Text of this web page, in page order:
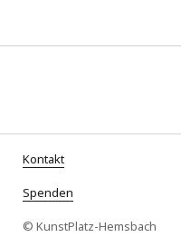
Kontakt
Spenden
© KunstPlatz-Hemsbach